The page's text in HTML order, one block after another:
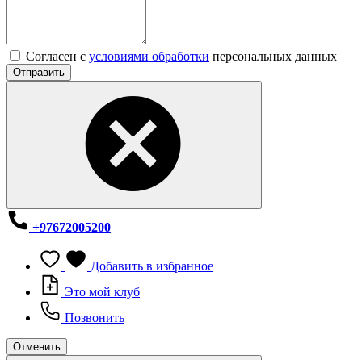
Согласен с условиями обработки персональных данных
Отправить
+97672005200
Добавить в избранное
Это мой клуб
Позвонить
Отменить